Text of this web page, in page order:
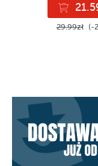
29.99zł (-